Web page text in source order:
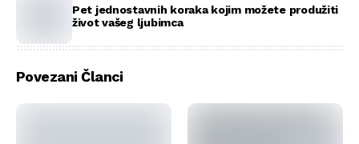
Pet jednostavnih koraka kojim možete produžiti
život vašeg ljubimca
Povezani Članci